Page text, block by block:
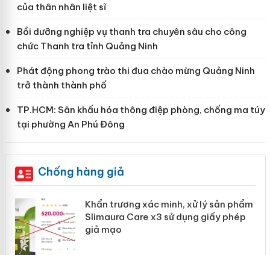
của thân nhân liệt sĩ
Bồi dưỡng nghiệp vụ thanh tra chuyên sâu cho công
chức Thanh tra tỉnh Quảng Ninh
Phát động phong trào thi đua chào mừng Quảng Ninh
trở thành thành phố
TP.HCM: Sân khấu hóa thông điệp phòng, chống ma túy
tại phường An Phú Đông
Chống hàng giả
Khẩn trương xác minh, xử lý sản phẩm
Slimaura Care x3 sử dụng giấy phép
giả mạo